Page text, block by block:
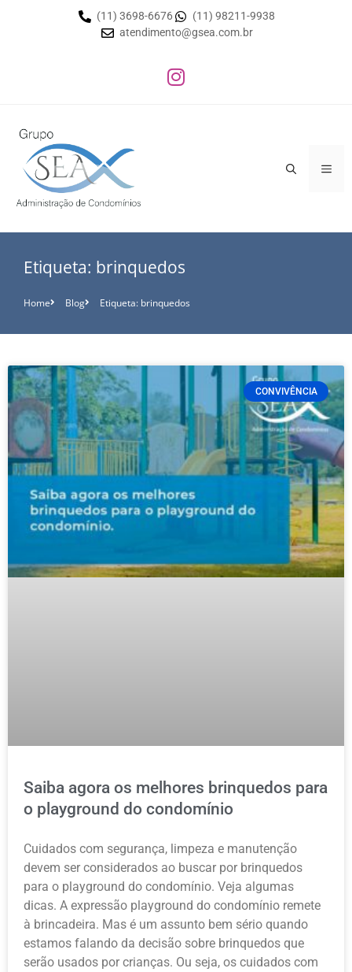
(11) 3698-6676
(11) 98211-9938
atendimento@gsea.com.br
Etiqueta: brinquedos
Home Blog Etiqueta: brinquedos
CONVIVÊNCIA
Saiba agora os melhores brinquedos para
o playground do condomínio
Cuidados com segurança, limpeza e manutenção
devem ser considerados ao buscar por brinquedos
para o playground do condomínio. Veja algumas
dicas. A expressão playground do condomínio remete
à brincadeira. Mas é um assunto bem sério quando
estamos falando da decisão sobre brinquedos que
serão usados por crianças. Ou seja, os cuidados com